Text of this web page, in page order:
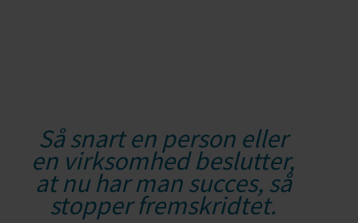
Så snart en person eller
en virksomhed beslutter,
at nu har man succes, så
stopper fremskridtet.